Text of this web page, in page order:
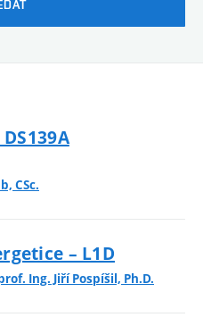
CSc.
– L1D
Ing. Jiří Pospíšil, Ph.D.